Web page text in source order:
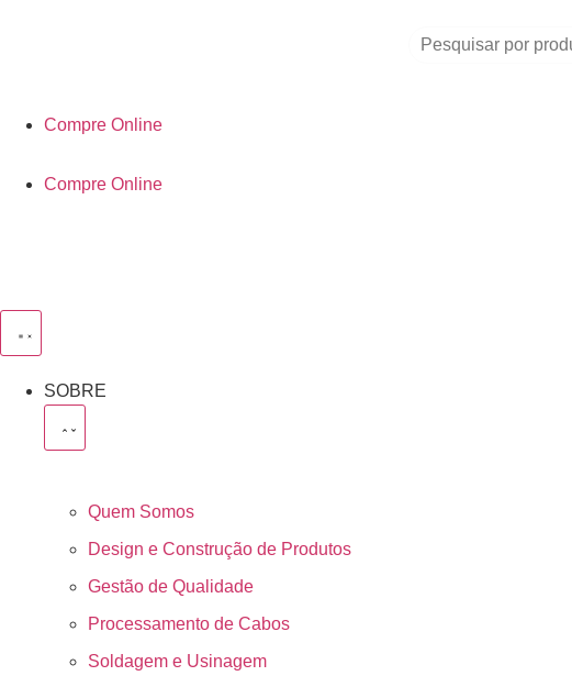
Compre Online
Compre Online
SOBRE
Quem Somos
Design e Construção de Produtos
Gestão de Qualidade
Processamento de Cabos
Soldagem e Usinagem